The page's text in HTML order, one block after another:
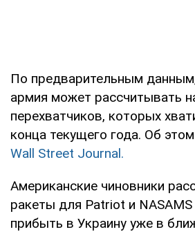
По предварительным
армия может рассчитывать
перехватчиков, которых
конца текущего года. Об
Wall Street Journal.
Американские чиновники
ракеты для Patriot и
прибыть в Украину уже в